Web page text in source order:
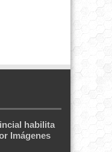
habilita
Imágenes